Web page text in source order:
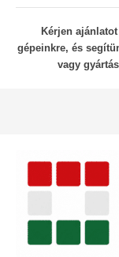
Kérjen
gépeinkre, és
vagy